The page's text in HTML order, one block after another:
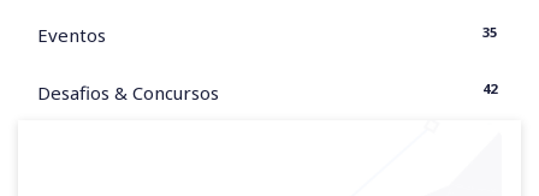
Eventos 35
Desafios & Concursos 42